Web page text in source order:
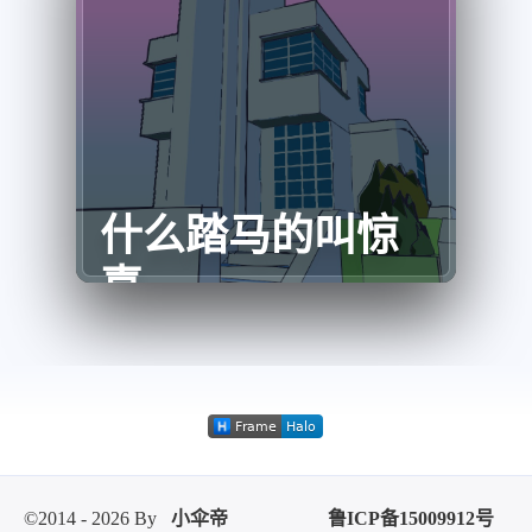
什么踏马的叫惊
喜
©2014 - 2026 By 小伞帝 鲁ICP备15009912号